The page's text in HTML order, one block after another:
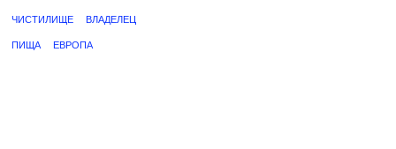
ЧИСТИЛИЩЕ ВЛАДЕЛЕЦ
ПИЩА ЕВРОПА